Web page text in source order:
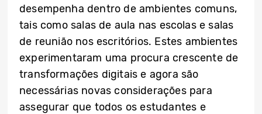
desempenha dentro de ambientes comuns,
tais como salas de aula nas escolas e salas
de reunião nos escritórios. Estes ambientes
experimentaram uma procura crescente de
transformações digitais e agora são
necessárias novas considerações para
assegurar que todos os estudantes e